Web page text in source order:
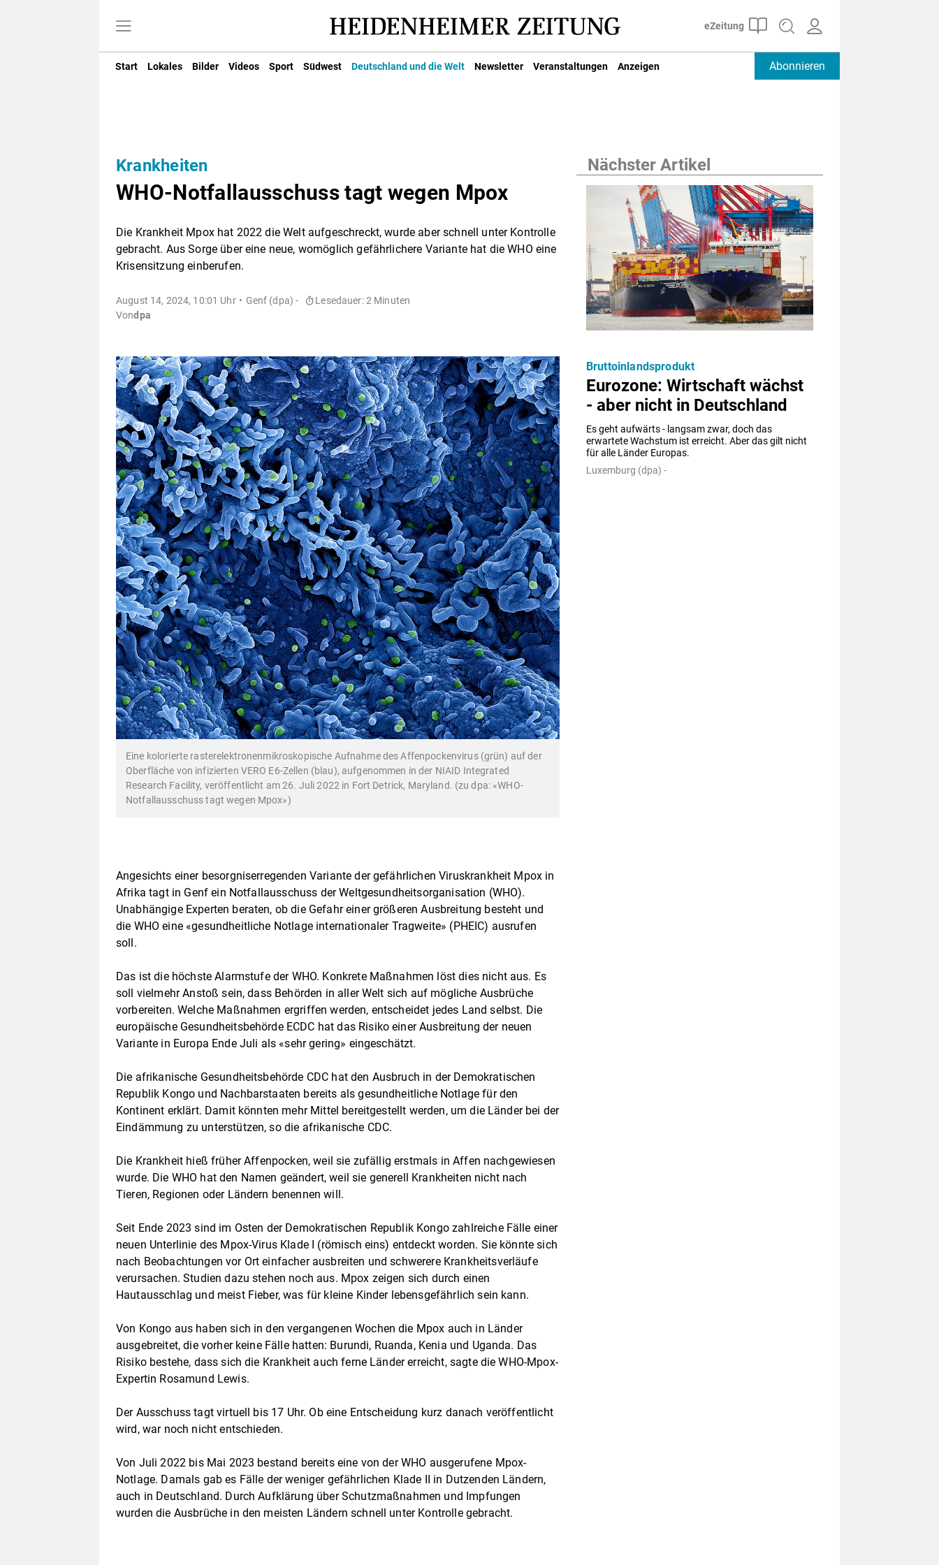
Start Lokales Bilder Videos Sport Südwest Deutschland und die Welt Newsletter Veranstaltungen Anzeigen Abonnieren
Krankheiten
WHO-Notfallausschuss tagt wegen Mpox
Die Krankheit Mpox hat 2022 die Welt aufgeschreckt, wurde aber schnell unter Kontrolle
gebracht. Aus Sorge über eine neue, womöglich gefährlichere Variante hat die WHO eine
Krisensitzung einberufen.
August 14, 2024, 10:01 Uhr Genf (dpa) -
Lesedauer: 2 Minuten
Vondpa
Eine kolorierte rasterelektronenmikroskopische Aufnahme des Affenpockenvirus (grün) auf der
Oberfläche von infizierten VERO E6-Zellen (blau), aufgenommen in der NIAID Integrated
Research Facility, veröffentlicht am 26. Juli 2022 in Fort Detrick, Maryland. (zu dpa: «WHO-
Notfallausschuss tagt wegen Mpox»)
Angesichts einer besorgniserregenden Variante der gefährlichen Viruskrankheit Mpox in
Afrika tagt in Genf ein Notfallausschuss der Weltgesundheitsorganisation (WHO).
Unabhängige Experten beraten, ob die Gefahr einer größeren Ausbreitung besteht und
die WHO eine «gesundheitliche Notlage internationaler Tragweite» (PHEIC) ausrufen
soll.
Das ist die höchste Alarmstufe der WHO. Konkrete Maßnahmen löst dies nicht aus. Es
soll vielmehr Anstoß sein, dass Behörden in aller Welt sich auf mögliche Ausbrüche
vorbereiten. Welche Maßnahmen ergriffen werden, entscheidet jedes Land selbst. Die
europäische Gesundheitsbehörde ECDC hat das Risiko einer Ausbreitung der neuen
Variante in Europa Ende Juli als «sehr gering» eingeschätzt.
Die afrikanische Gesundheitsbehörde CDC hat den Ausbruch in der Demokratischen
Republik Kongo und Nachbarstaaten bereits als gesundheitliche Notlage für den
Kontinent erklärt. Damit könnten mehr Mittel bereitgestellt werden, um die Länder bei der
Eindämmung zu unterstützen, so die afrikanische CDC.
Die Krankheit hieß früher Affenpocken, weil sie zufällig erstmals in Affen nachgewiesen
wurde. Die WHO hat den Namen geändert, weil sie generell Krankheiten nicht nach
Tieren, Regionen oder Ländern benennen will.
Seit Ende 2023 sind im Osten der Demokratischen Republik Kongo zahlreiche Fälle einer
neuen Unterlinie des Mpox-Virus Klade I (römisch eins) entdeckt worden. Sie könnte sich
nach Beobachtungen vor Ort einfacher ausbreiten und schwerere Krankheitsverläufe
verursachen. Studien dazu stehen noch aus. Mpox zeigen sich durch einen
Hautausschlag und meist Fieber, was für kleine Kinder lebensgefährlich sein kann.
Von Kongo aus haben sich in den vergangenen Wochen die Mpox auch in Länder
ausgebreitet, die vorher keine Fälle hatten: Burundi, Ruanda, Kenia und Uganda. Das
Risiko bestehe, dass sich die Krankheit auch ferne Länder erreicht, sagte die WHO-Mpox-
Expertin Rosamund Lewis.
Der Ausschuss tagt virtuell bis 17 Uhr. Ob eine Entscheidung kurz danach veröffentlicht
wird, war noch nicht entschieden.
Von Juli 2022 bis Mai 2023 bestand bereits eine von der WHO ausgerufene Mpox-
Notlage. Damals gab es Fälle der weniger gefährlichen Klade II in Dutzenden Ländern,
auch in Deutschland. Durch Aufklärung über Schutzmaßnahmen und Impfungen
wurden die Ausbrüche in den meisten Ländern schnell unter Kontrolle gebracht.
Nächster Artikel
Eurozone: Wirtschaft wächst
- aber nicht in Deutschland
Es geht aufwärts - langsam zwar, doch das
erwartete Wachstum ist erreicht. Aber das gilt nicht
für alle Länder Europas.
Bruttoinlandsprodukt
Luxemburg (dpa) -